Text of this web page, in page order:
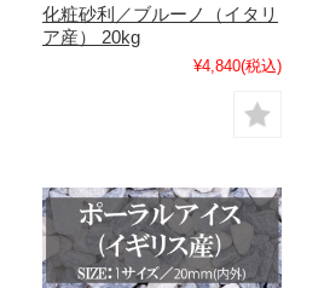
化粧砂利／ブルーノ（イタリ
ア産） 20kg
¥4,840(税込)